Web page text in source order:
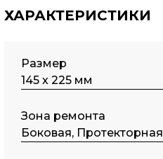
ХАРАКТЕРИСТИКИ
Размер
145 х 225 мм
Зона ремонта
Боковая, Протекторная